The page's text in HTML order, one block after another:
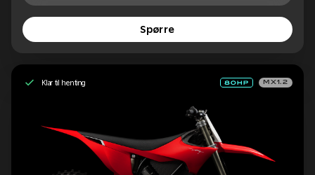
Spørre
Klar til henting MX1.2